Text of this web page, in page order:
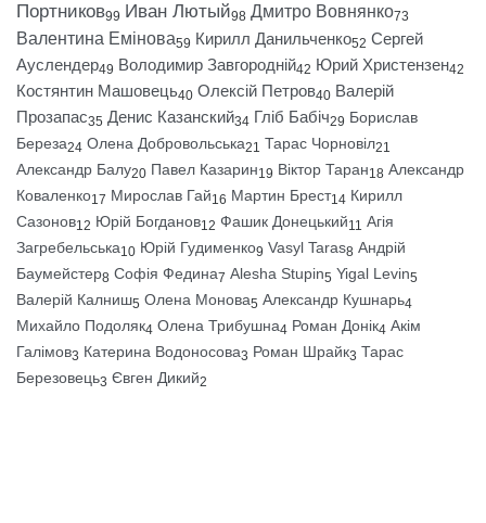
Портников99 Иван Лютый98 Дмитро Вовнянко73
Валентина Емінова59 Кирилл Данильченко52 Сергей
Ауслендер49 Володимир Завгородній42 Юрий Христензен42
Костянтин Машовець40 Олексій Петров40 Валерій
Прозапас35 Денис Казанский34 Гліб Бабіч29 Борислав
Береза24 Олена Добровольська21 Тарас Чорновіл21
Александр Балу20 Павел Казарин19 Віктор Таран18 Александр
Коваленко17 Мирослав Гай16 Мартин Брест14 Кирилл
Сазонов12 Юрій Богданов12 Фашик Донецький11 Агія
Загребельська10 Юрій Гудименко9 Vasyl Taras8 Андрій
Баумейстер8 Софія Федина7 Alesha Stupin5 Yigal Levin5
Валерій Калниш5 Олена Монова5 Александр Кушнарь4
Михайло Подоляк4 Олена Трибушна4 Роман Донік4 Акім
Галімов3 Катерина Водоносова3 Роман Шрайк3 Тарас
Березовець3 Євген Дикий2